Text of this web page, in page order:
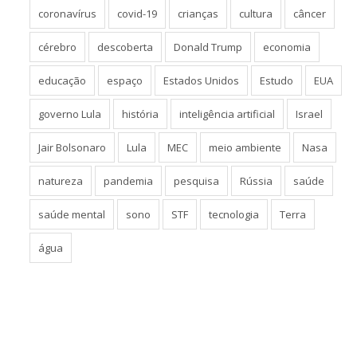
coronavírus covid-19 crianças cultura câncer
cérebro descoberta Donald Trump economia
educação espaço Estados Unidos Estudo EUA
governo Lula história inteligência artificial Israel
Jair Bolsonaro Lula MEC meio ambiente Nasa
natureza pandemia pesquisa Rússia saúde
saúde mental sono STF tecnologia Terra
água